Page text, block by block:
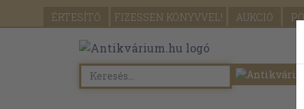
ÉRTESÍTŐ FIZESSEN KÖNYVVEL! AUKCIÓ